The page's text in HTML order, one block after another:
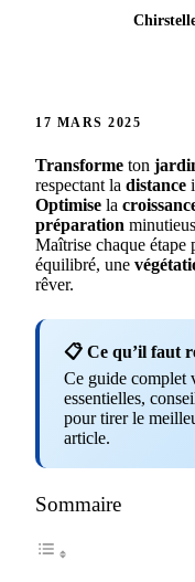
17 MARS 2025
Transforme ton
respectant la distance
Optimise la
préparation
Maîtrise chaque étape
équilibré, une
rêver.
📋 Ce qu’il faut
Ce guide complet
essentielles,
pour tirer le
article.
Sommaire